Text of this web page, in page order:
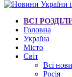
ВСІ
Головна
Україна
Місто
Світ
Всі
Росія